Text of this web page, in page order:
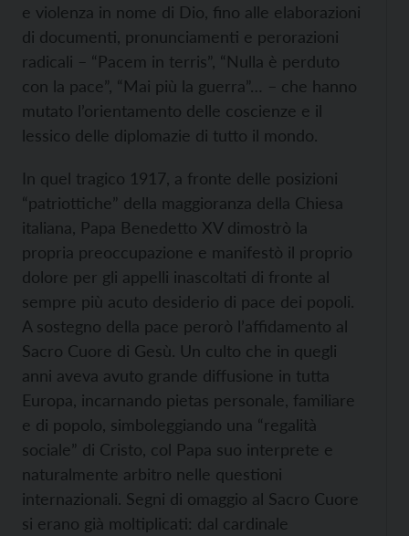
e violenza in nome di Dio, fino alle elaborazioni
di documenti, pronunciamenti e perorazioni
radicali – “Pacem in terris”, “Nulla è perduto
con la pace”, “Mai più la guerra”… – che hanno
mutato l’orientamento delle coscienze e il
lessico delle diplomazie di tutto il mondo.
In quel tragico 1917, a fronte delle posizioni
“patriottiche” della maggioranza della Chiesa
italiana, Papa Benedetto XV dimostrò la
propria preoccupazione e manifestò il proprio
dolore per gli appelli inascoltati di fronte al
sempre più acuto desiderio di pace dei popoli.
A sostegno della pace perorò l’affidamento al
Sacro Cuore di Gesù. Un culto che in quegli
anni aveva avuto grande diffusione in tutta
Europa, incarnando pietas personale, familiare
e di popolo, simboleggiando una “regalità
sociale” di Cristo, col Papa suo interprete e
naturalmente arbitro nelle questioni
internazionali. Segni di omaggio al Sacro Cuore
si erano già moltiplicati: dal cardinale